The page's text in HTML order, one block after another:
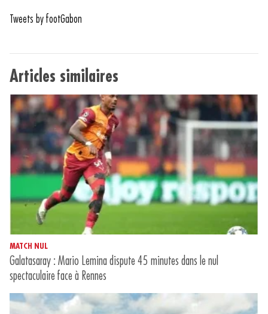
Tweets by footGabon
Articles similaires
MATCH NUL
Galatasaray : Mario Lemina dispute 45 minutes dans le nul
spectaculaire face à Rennes